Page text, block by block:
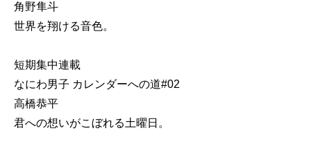
角野隼斗
世界を翔ける音色。
短期集中連載
なにわ男子 カレンダーへの道#02
高橋恭平
君への想いがこぼれる土曜日。